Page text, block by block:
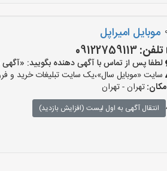
موبایل امیراپل
تلفن:09122759113
لطفا پس از تماس با آگهی دهنده بگویید: «آگهی شما را
سایت «موبایل سال»،یک سایت تبلیغات خرید و
مکان:تهران - تهران
انتقال آگهی به اول لیست (افزایش بازدید)